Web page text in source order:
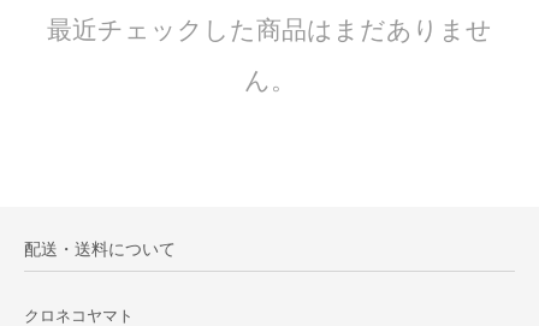
最近チェックした商品はまだありませ
ん。
配送・送料について
クロネコヤマト